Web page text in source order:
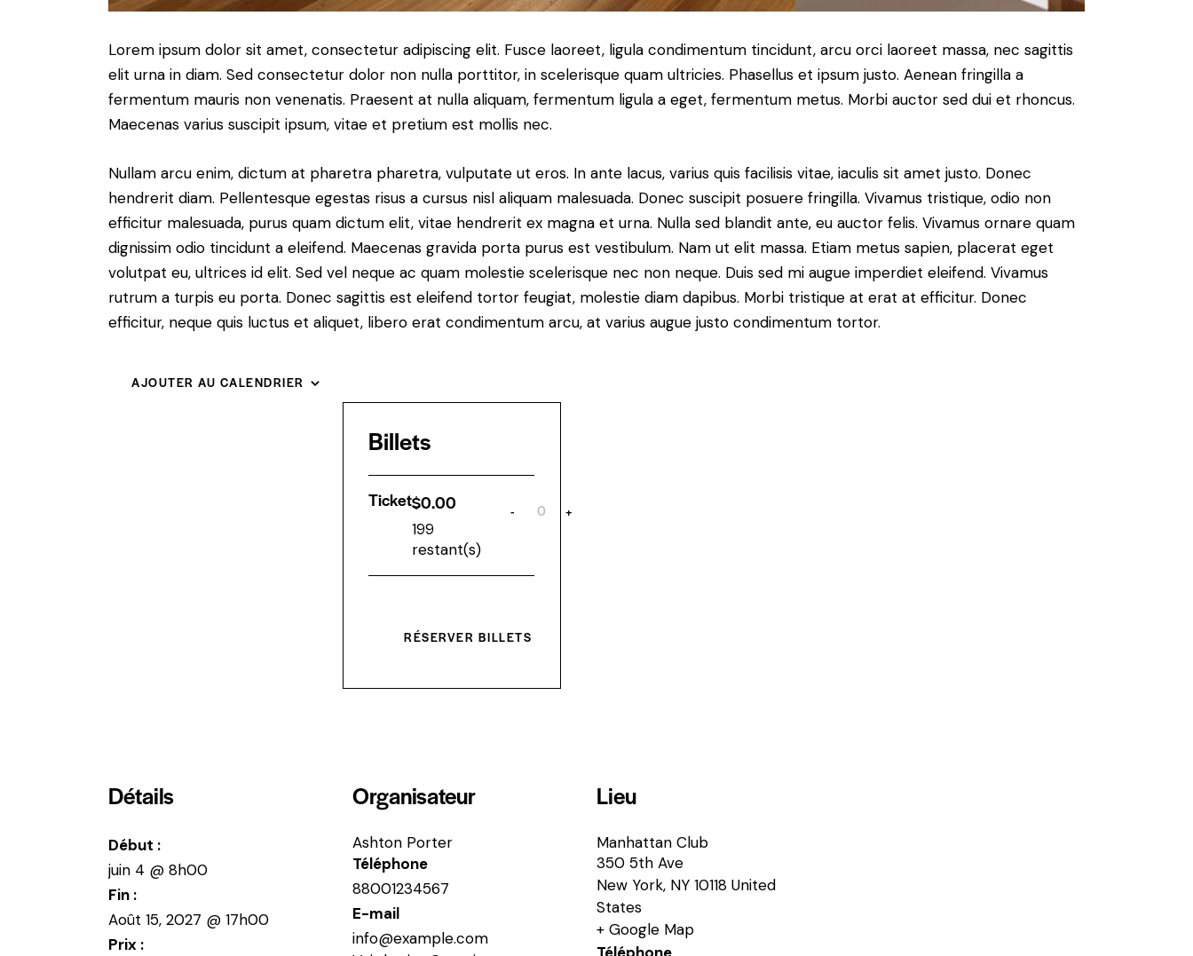
Lorem ipsum dolor sit amet, consectetur adipiscing elit. Fusce laoreet, ligula condimentum tincidunt, arcu orci laoreet massa, nec sagittis
elit urna in diam. Sed consectetur dolor non nulla porttitor, in scelerisque quam ultricies. Phasellus et ipsum justo. Aenean fringilla a
fermentum mauris non venenatis. Praesent at nulla aliquam, fermentum ligula a eget, fermentum metus. Morbi auctor sed dui et rhoncus.
Maecenas varius suscipit ipsum, vitae et pretium est mollis nec.
Nullam arcu enim, dictum at pharetra pharetra, vulputate ut eros. In ante lacus, varius quis facilisis vitae, iaculis sit amet justo. Donec
hendrerit diam. Pellentesque egestas risus a cursus nisl aliquam malesuada. Donec suscipit posuere fringilla. Vivamus tristique, odio non
efficitur malesuada, purus quam dictum elit, vitae hendrerit ex magna et urna. Nulla sed blandit ante, eu auctor felis. Vivamus ornare quam
dignissim odio tincidunt a eleifend. Maecenas gravida porta purus est vestibulum. Nam ut elit massa. Etiam metus sapien, placerat eget
volutpat eu, ultrices id elit. Sed vel neque ac quam molestie scelerisque nec non neque. Duis sed mi augue imperdiet eleifend. Vivamus
rutrum a turpis eu porta. Donec sagittis est eleifend tortor feugiat, molestie diam dapibus. Morbi tristique at erat at efficitur. Donec
efficitur, neque quis luctus et aliquet, libero erat condimentum arcu, at varius augue justo condimentum tortor.
AJOUTER AU CALENDRIER
Billets
Ticket$0.00
199
restant(s)
- Q +
RÉSERVER BILLETS
Détails
Début :
juin 4 @ 8h00
Fin :
Août 15, 2027 @ 17h00
Prix :
Organisateur
Ashton Porter
Téléphone
88001234567
E-mail
info@example.com
Lieu
Manhattan Club
350 5th Ave
New York, NY 10118 United
States
+ Google Map
Téléphone